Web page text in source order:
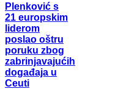
Plenković s
21 europskim
liderom
poslao oštru
poruku zbog
zabrinjavajućih
događaja u
Ceuti